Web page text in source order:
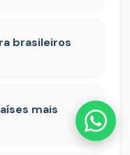
brasileiros
mais